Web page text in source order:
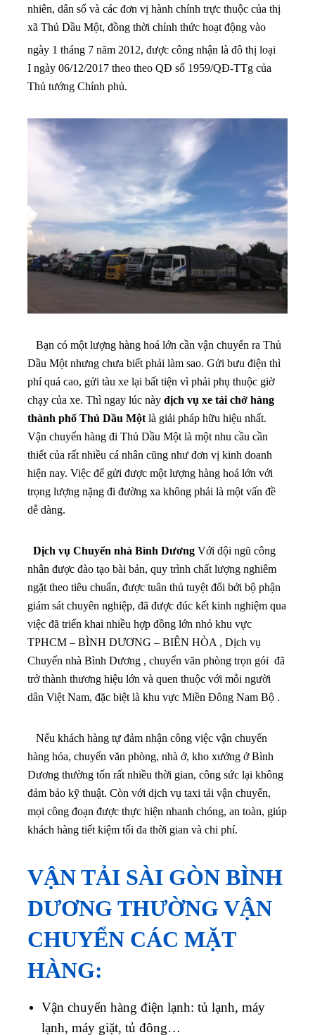
nhiên, dân số và các đơn vị hành chính trực thuộc của thị
xã Thủ Dầu Một, đồng thời chính thức hoạt động vào
ngày 1 tháng 7 năm 2012, được công nhận là đô thị loại
I ngày 06/12/2017 theo theo QĐ số 1959/QĐ-TTg của
Thủ tướng Chính phủ.
Bạn có một lượng hàng hoá lớn cần vận chuyển ra Thủ
Dầu Một nhưng chưa biết phải làm sao. Gửi bưu điện thì
phí quá cao, gửi tàu xe lại bất tiện vì phải phụ thuộc giờ
chạy của xe. Thì ngay lúc này dịch vụ xe tải chở hàng
thành phố Thủ Dầu Một là giải pháp hữu hiệu nhất.
Vận chuyển hàng đi Thủ Dầu Một là một nhu cầu cần
thiết của rất nhiều cá nhân cũng như đơn vị kinh doanh
hiện nay. Việc để gửi được một lượng hàng hoá lớn với
trọng lượng nặng đi đường xa không phải là một vấn đề
dễ dàng.
Dịch vụ Chuyển nhà Bình Dương Với đội ngũ công
nhân được đào tạo bài bản, quy trình chất lượng nghiêm
ngặt theo tiêu chuẩn, được tuân thủ tuyệt đối bởi bộ phận
giám sát chuyên nghiệp, đã được đúc kết kinh nghiệm qua
việc đã triển khai nhiều hợp đồng lớn nhỏ khu vực
TPHCM – BÌNH DƯƠNG – BIÊN HÒA , Dịch vụ
Chuyển nhà Bình Dương , chuyển văn phòng trọn gói đã
trở thành thương hiệu lớn và quen thuộc với mỗi người
dân Việt Nam, đặc biệt là khu vực Miền Đông Nam Bộ .
Nếu khách hàng tự đảm nhận công việc vận chuyển
hàng hóa, chuyển văn phòng, nhà ở, kho xưởng ở Bình
Dương thường tốn rất nhiều thời gian, công sức lại không
đảm bảo kỹ thuật. Còn với dịch vụ taxi tải vận chuyển,
mọi công đoạn được thực hiện nhanh chóng, an toàn, giúp
khách hàng tiết kiệm tối đa thời gian và chi phí.
VẬN TẢI SÀI GÒN BÌNH
DƯƠNG THƯỜNG VẬN
CHUYỂN CÁC MẶT
HÀNG:
Vận chuyển hàng điện lạnh: tủ lạnh, máy
lạnh, máy giặt, tủ đông…